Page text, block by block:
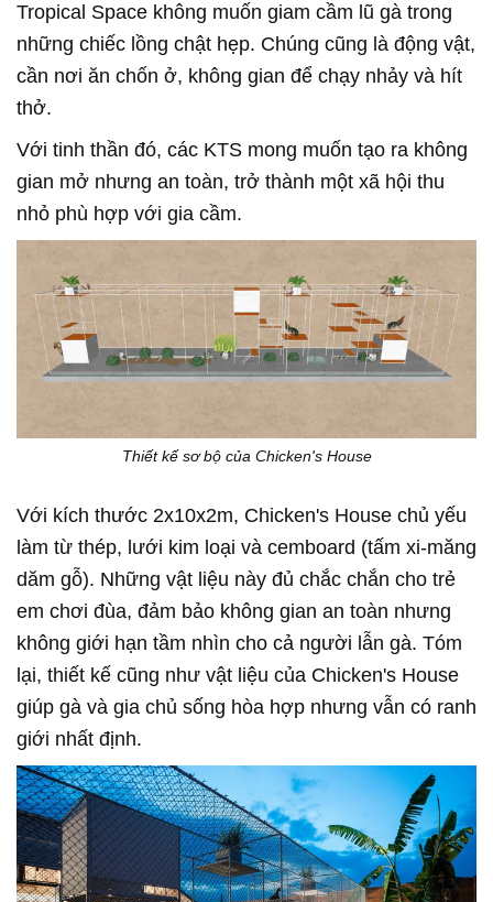
Tropical Space không muốn giam cầm lũ gà trong
những chiếc lồng chật hẹp. Chúng cũng là động vật,
cần nơi ăn chốn ở, không gian để chạy nhảy và hít
thở.
Với tinh thần đó, các KTS mong muốn tạo ra không
gian mở nhưng an toàn, trở thành một xã hội thu
nhỏ phù hợp với gia cầm.
Thiết kế sơ bộ của Chicken's House
Với kích thước 2x10x2m, Chicken's House chủ yếu
làm từ thép, lưới kim loại và cemboard (tấm xi-măng
dăm gỗ). Những vật liệu này đủ chắc chắn cho trẻ
em chơi đùa, đảm bảo không gian an toàn nhưng
không giới hạn tầm nhìn cho cả người lẫn gà. Tóm
lại, thiết kế cũng như vật liệu của Chicken's House
giúp gà và gia chủ sống hòa hợp nhưng vẫn có ranh
giới nhất định.